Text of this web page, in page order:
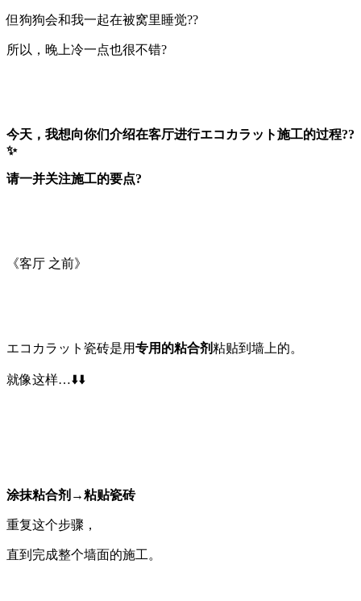
但狗狗会和我一起在被窝里睡觉??
所以，晚上冷一点也很不错?
今天，我想向你们介绍在客厅进行エコカラット施工的过程?‍?
✨
请一并关注施工的要点?
《客厅 之前》
エコカラット瓷砖是用专用的粘合剂粘贴到墙上的。
就像这样…⬇️⬇️
涂抹粘合剂→粘贴瓷砖
重复这个步骤，
直到完成整个墙面的施工。